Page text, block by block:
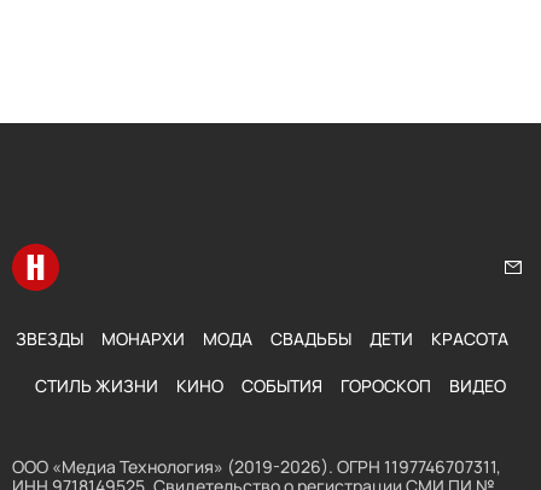
Перейти на главную
ЗВЕЗДЫ МОНАРХИ МОДА СВАДЬБЫ ДЕТИ КРАСОТА
СТИЛЬ ЖИЗНИ КИНО СОБЫТИЯ ГОРОСКОП ВИДЕО
ООО «Медиа Технология» (2019-2026). ОГРН 1197746707311,
ИНН 9718149525. Свидетельство о регистрации СМИ ПИ №